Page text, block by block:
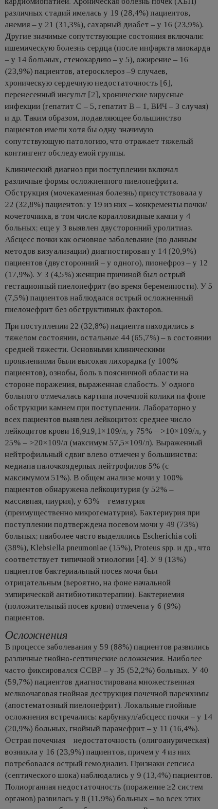
различных стадий имелась у 19 (28,4%) пациентов,
анемия – у 21 (31,3%), сахарный диабет – у 16 (23,9%).
Другие значимые сопутствующие состояния включали:
ишемическую болезнь сердца (после инфаркта миокарда
– у 14 больных, стенокардию – у 5), ожирение – 16
(23,9%) пациентов, атеросклероз –9 случаев,
хроническую сердечную недостаточность [6],
перенесенный инсульт [2], хронические вирусные
инфекции (гепатит C – 5, гепатит B – 1, ВИЧ – 3 случая)
и др. Таким образом, подавляющее большинство
пациентов имели хотя бы одну значимую
сопутствующую патологию, что отражает тяжелый
контингент обследуемой группы.
Клинический диагноз при поступлении включал
различные формы осложненного пиелонефрита.
Обструкция (мочекаменная болезнь) присутствовала у
22 (32,8%) пациентов: у 19 из них – конкременты почки/
мочеточника, в том числе коралловидные камни у 4
больных; еще у 3 выявлен двусторонний уролитиаз.
Абсцесс почки как основное заболевание (по данным
методов визуализации) диагностирован у 14 (20,9%)
пациентов (двусторонний – у одного), пионефроз – у 12
(17,9%). У 3 (4,5%) женщин причиной был острый
гестационный пиелонефрит (во время беременности). У 5
(7,5%) пациентов наблюдался острый осложненный
пиелонефрит без обструктивных факторов.
При поступлении 22 (32,8%) пациента находились в
тяжелом состоянии, остальные 44 (65,7%) – в состоянии
средней тяжести. Основными клиническими
проявлениями были высокая лихорадка (у 100%
пациентов), ознобы, боль в поясничной области на
стороне поражения, выраженная слабость. У одного
больного отмечалась картина почечной колики на фоне
обструкции камнем при поступлении. Лабораторно у
всех пациентов выявлен лейкоцитоз: среднее число
лейкоцитов крови 16,9±9,1×109/л, у 75% – >10×109/л, у
25% – >20×109/л (максимум 57,5×109/л). Выраженный
нейтрофильный сдвиг влево отмечен у большинства:
медиана палочкоядерных нейтрофилов 5% (с
максимумом 51%). В общем анализе мочи у 100%
пациентов обнаружена лейкоцитурия (у 52% –
массивная, пиурия), у 63% – гематурия
(преимущественно микрогематурия). Бактериурия при
поступлении подтверждена посевом мочи у 49 (73%)
больных; наиболее часто выделялись Escherichia coli
(38%), Klebsiella pneumoniae (15%), Proteus spp. и др., что
соответствует типичной этиологии [4]. У 9 (13%)
пациентов бактериальный посев мочи был
отрицательным (вероятно, на фоне начальной
эмпирической антибиотикотерапии). Бактериемия
(положительный посев крови) отмечена у 6 (9%)
пациентов.
Осложнения
В процессе заболевания у 59 (88%) пациентов развились
различные гнойно-септические осложнения. Наиболее
часто фиксировался ССВР – у 35 (52,2%) больных. У 40
(59,7%) пациентов диагностирована множественная
мелкоочаговая гнойная деструкция почечной паренхимы
(апостематозный пиелонефрит). Локальные гнойные
осложнения встречались: карбункул/абсцесс почки – у 14
(20,9%) больных, гнойный паранефрит – у 11 (16,4%).
Острая почечная недостаточность (олигоанурическая)
возникла у 16 (23,9%) пациентов, причем у 4 из них
потребовался острый гемодиализ. Признаки сепсиса
(септического шока) наблюдались у 9 (13,4%) пациентов.
Полиорганная недостаточность (поражение ≥2 систем
органов) развилась у 8 (11,9%) больных – во всех этих